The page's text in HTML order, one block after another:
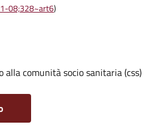
08;328~art6)
alla comunità socio sanitaria (css)